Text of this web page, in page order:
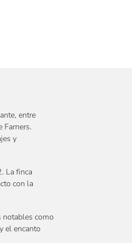
entre
Farners.
y
La finca
con la
notables como
el encanto